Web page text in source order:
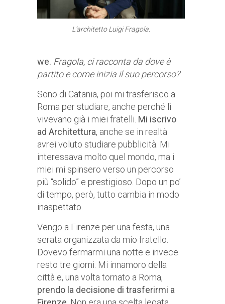
L’architetto Luigi Fragola.
we. Fragola, ci racconta da dove è
partito e come inizia il suo percorso?
Sono di Catania, poi mi trasferisco a
Roma per studiare, anche perché lì
vivevano già i miei fratelli. Mi iscrivo
ad Architettura, anche se in realtà
avrei voluto studiare pubblicità. Mi
interessava molto quel mondo, ma i
miei mi spinsero verso un percorso
più “solido” e prestigioso. Dopo un po’
di tempo, però, tutto cambia in modo
inaspettato.
Vengo a Firenze per una festa, una
serata organizzata da mio fratello.
Dovevo fermarmi una notte e invece
resto tre giorni. Mi innamoro della
città e, una volta tornato a Roma,
prendo la decisione di trasferirmi a